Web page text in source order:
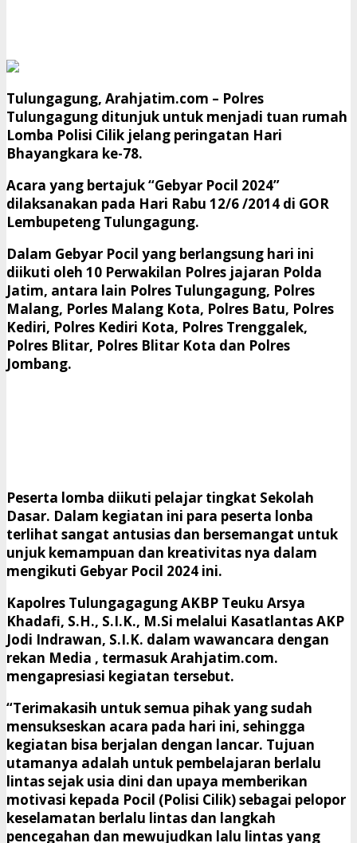
Tulungagung, Arahjatim.com – Polres
Tulungagung ditunjuk untuk menjadi tuan rumah
Lomba Polisi Cilik jelang peringatan Hari
Bhayangkara ke-78.
Acara yang bertajuk “Gebyar Pocil 2024”
dilaksanakan pada Hari Rabu 12/6 /2014 di GOR
Lembupeteng Tulungagung.
Dalam Gebyar Pocil yang berlangsung hari ini
diikuti oleh 10 Perwakilan Polres jajaran Polda
Jatim, antara lain Polres Tulungagung, Polres
Malang, Porles Malang Kota, Polres Batu, Polres
Kediri, Polres Kediri Kota, Polres Trenggalek,
Polres Blitar, Polres Blitar Kota dan Polres
Jombang.
Peserta lomba diikuti pelajar tingkat Sekolah
Dasar. Dalam kegiatan ini para peserta lonba
terlihat sangat antusias dan bersemangat untuk
unjuk kemampuan dan kreativitas nya dalam
mengikuti Gebyar Pocil 2024 ini.
Kapolres Tulungagagung AKBP Teuku Arsya
Khadafi, S.H., S.I.K., M.Si melalui Kasatlantas AKP
Jodi Indrawan, S.I.K. dalam wawancara dengan
rekan Media , termasuk Arahjatim.com.
mengapresiasi kegiatan tersebut.
“Terimakasih untuk semua pihak yang sudah
mensukseskan acara pada hari ini, sehingga
kegiatan bisa berjalan dengan lancar. Tujuan
utamanya adalah untuk pembelajaran berlalu
lintas sejak usia dini dan upaya memberikan
motivasi kepada Pocil (Polisi Cilik) sebagai pelopor
keselamatan berlalu lintas dan langkah
pencegahan dan mewujudkan lalu lintas yang